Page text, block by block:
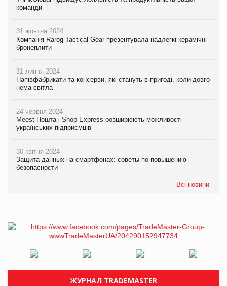
команди
31 жовтня 2024
Компанія Rarog Tactical Gear презентувала надлегкі керамічні
бронеплити
31 липня 2024
Напівфабрикати та консерви, які стануть в пригоді, коли довго
нема світла
24 червня 2024
Meest Пошта і Shop-Express розширюють можливості
українських підприємців
30 квітня 2024
Защита данных на смартфонах: советы по повышению
безопасности
Всі новини
ЖУРНАЛ TRADEMASTER